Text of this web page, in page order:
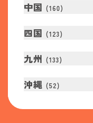
中国 (160)
四国 (123)
九州 (133)
沖縄 (52)